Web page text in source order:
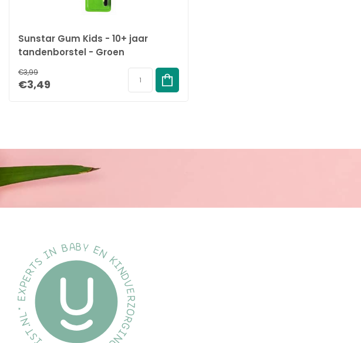
Sunstar Gum Kids - 10+ jaar
tandenborstel - Groen
€3,99
€3,49